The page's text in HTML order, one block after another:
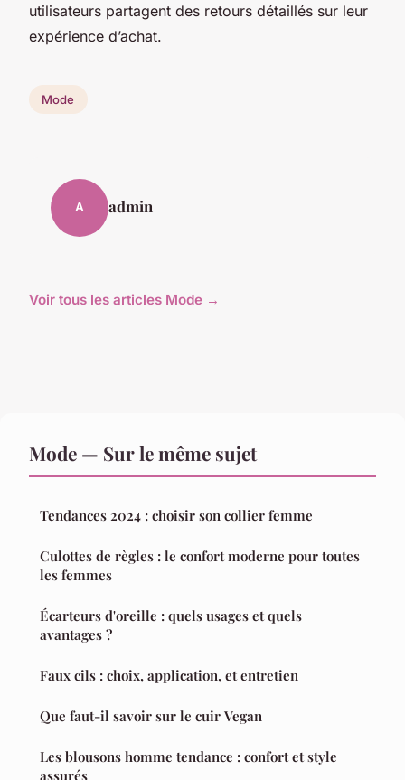
utilisateurs partagent des retours détaillés sur leur
expérience d’achat.
Mode
A admin
Voir tous les articles Mode →
Mode — Sur le même sujet
Tendances 2024 : choisir son collier femme
Culottes de règles : le confort moderne pour toutes
les femmes
Écarteurs d'oreille : quels usages et quels
avantages ?
Faux cils : choix, application, et entretien
Que faut-il savoir sur le cuir Vegan
Les blousons homme tendance : confort et style
assurés